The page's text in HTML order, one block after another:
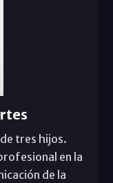
tres hijos.
en la
de la